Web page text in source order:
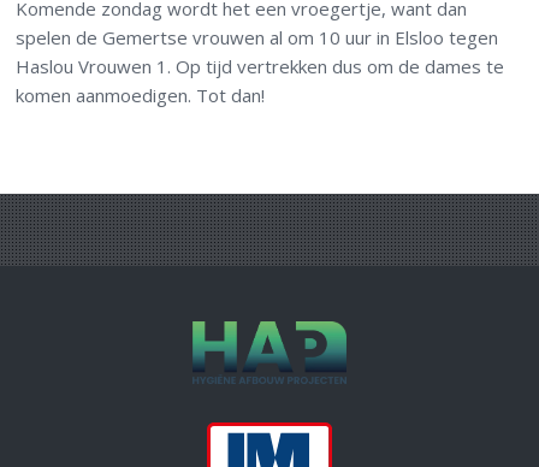
Komende zondag wordt het een vroegertje, want dan
spelen de Gemertse vrouwen al om 10 uur in Elsloo tegen
Haslou Vrouwen 1. Op tijd vertrekken dus om de dames te
komen aanmoedigen. Tot dan!